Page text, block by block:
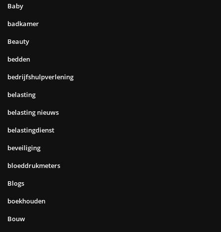
Baby
badkamer
Beauty
bedden
bedrijfshulpverlening
belasting
belasting nieuws
belastingdienst
beveiliging
bloeddrukmeters
Blogs
boekhouden
Bouw